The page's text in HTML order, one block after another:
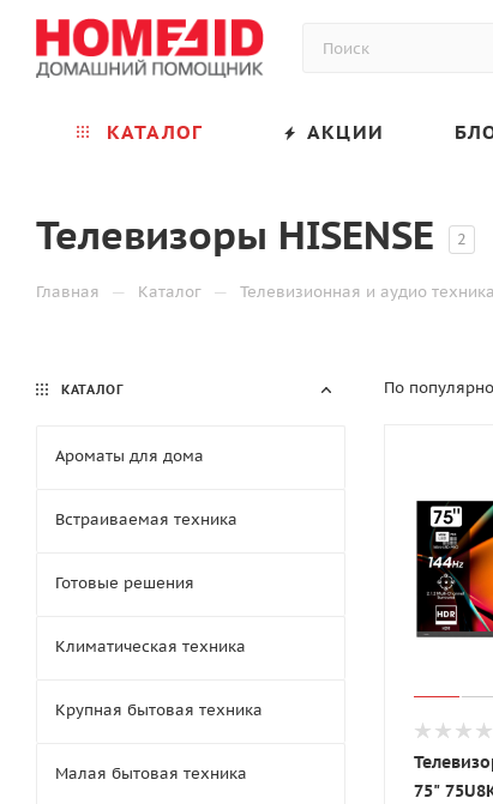
КАТАЛОГ АКЦИИ
Телевизоры HISENSE 2
Главная — Каталог — Телевизионная и аудио техника
По
75"
КАТАЛОГ
Ароматы для дома
Встраиваемая техника
Готовые решения
Климатическая техника
Крупная бытовая техника
Малая бытовая техника